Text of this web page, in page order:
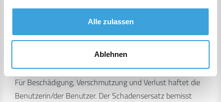
Alle zulassen
Ablehnen
3.
Der Verlust entliehener Medien ist der Gemeindebücherei
unverzüglich anzuzeigen.
Für Beschädigung, Verschmutzung und Verlust haftet die
Benutzerin/der Benutzer. Der Schadensersatz bemisst